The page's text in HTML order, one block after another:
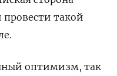
провести такой
оптимизм, так